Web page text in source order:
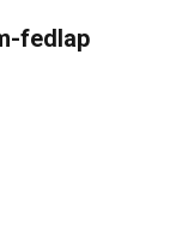
fedlap